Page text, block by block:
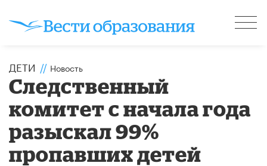
ДЕТИ // Новость
Следственный
комитет с начала года
разыскал 99%
пропавших детей